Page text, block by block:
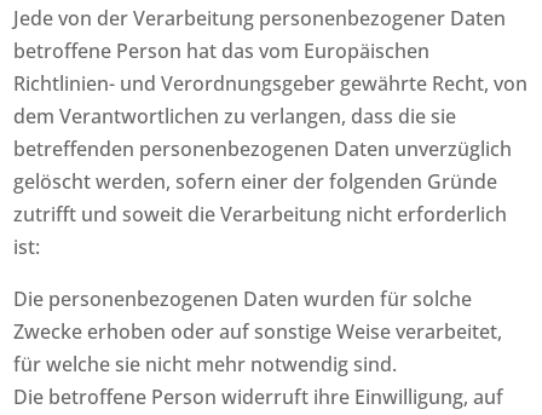
Jede von der Verarbeitung personenbezogener Daten
betroffene Person hat das vom Europäischen
Richtlinien- und Verordnungsgeber gewährte Recht, von
dem Verantwortlichen zu verlangen, dass die sie
betreffenden personenbezogenen Daten unverzüglich
gelöscht werden, sofern einer der folgenden Gründe
zutrifft und soweit die Verarbeitung nicht erforderlich
ist:
Die personenbezogenen Daten wurden für solche
Zwecke erhoben oder auf sonstige Weise verarbeitet,
für welche sie nicht mehr notwendig sind.
Die betroffene Person widerruft ihre Einwilligung, auf